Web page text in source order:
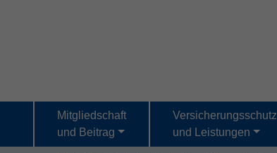
Mitgliedschaft
und Beitrag
Versicherungsschutz
und Leistungen